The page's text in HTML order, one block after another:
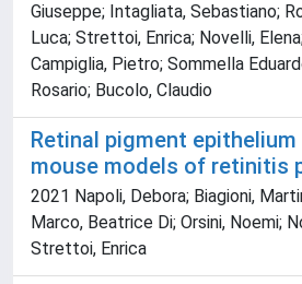
Giuseppe; Intagliata, Sebastiano;
Luca; Strettoi, Enrica; Novelli,
Campiglia, Pietro; Sommella
Rosario; Bucolo, Claudio
Retinal pigment
mouse models of retinitis
2021 Napoli, Debora; Biagioni,
Marco, Beatrice Di; Orsini, Noemi;
Strettoi, Enrica